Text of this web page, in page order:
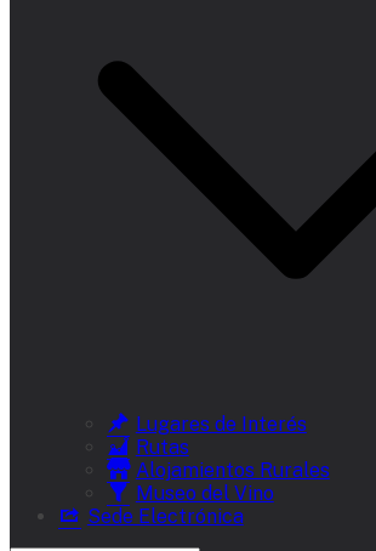
Lugares de Interés
Rutas
Alojamientos Rurales
Museo del Vino
Sede Electrónica